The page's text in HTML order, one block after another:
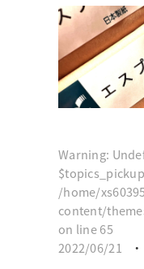
Warning:
/home/
content/
on line65
2022/06/21
・